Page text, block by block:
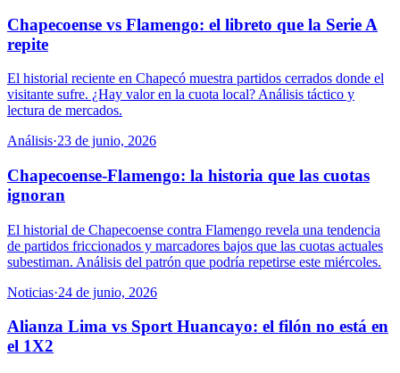
Chapecoense vs Flamengo: el libreto que la Serie A
repite
El historial reciente en Chapecó muestra partidos cerrados donde el
visitante sufre. ¿Hay valor en la cuota local? Análisis táctico y
lectura de mercados.
Análisis·23 de junio, 2026
Chapecoense-Flamengo: la historia que las cuotas
ignoran
El historial de Chapecoense contra Flamengo revela una tendencia
de partidos friccionados y marcadores bajos que las cuotas actuales
subestiman. Análisis del patrón que podría repetirse este miércoles.
Noticias·24 de junio, 2026
Alianza Lima vs Sport Huancayo: el filón no está en
el 1X2